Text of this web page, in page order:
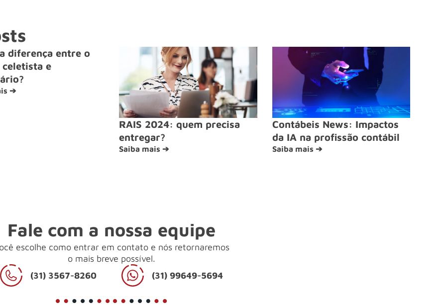
diferença entre o
e
➔
RAIS 2024: quem precisa
entregar?
Saiba mais ➔
Contábeis News: Impactos
da IA na profissão contábil
Saiba mais ➔
Fale com a nossa equipe
escolhe como entrar em contato e nós retornaremos
o mais breve possível.
(31) 3567-8260
(31) 99649-5694